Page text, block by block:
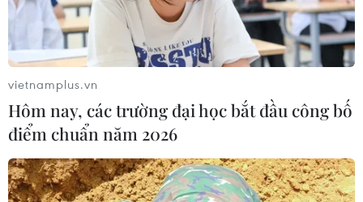
khí tương đối trong lành, song mỗi năm, gần 8.000
người Canada vẫn tử vong sớm do ô nhiễm không khí.
vietnamplus.vn
Hôm nay, các trường đại học bắt đầu công bố
điểm chuẩn năm 2026